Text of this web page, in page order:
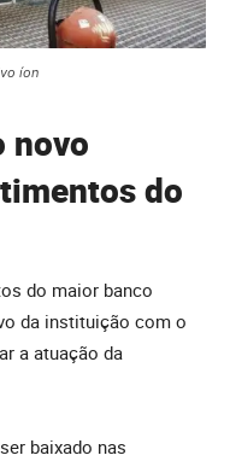
íon
novo
do
do maior banco
da instituição com o
a atuação da
baixado nas